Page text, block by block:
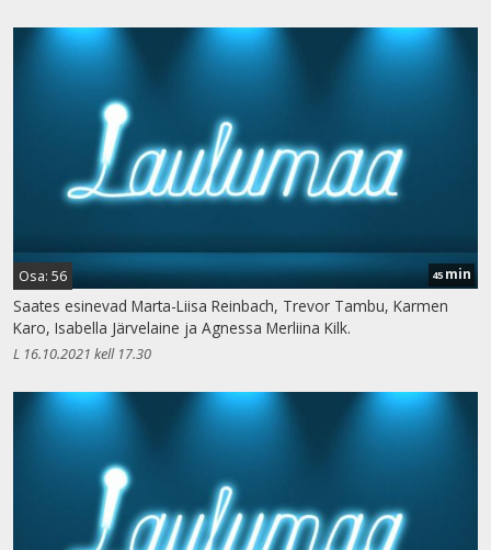
Osa: 56 45 min
Saates esinevad Marta-Liisa Reinbach, Trevor Tambu, Karmen
Karo, Isabella Järvelaine ja Agnessa Merliina Kilk.
L 16.10.2021 kell 17.30